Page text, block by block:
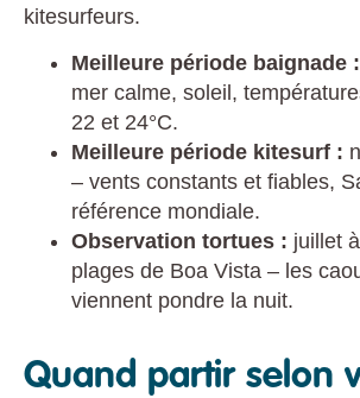
kitesurfeurs.
Meilleure période baignade :
mer calme, soleil,
22 et 24°C.
Meilleure période kitesurf :
– vents constants et fiables,
référence mondiale.
Observation tortues : juillet
plages de Boa Vista – les
viennent pondre la nuit.
Quand partir selon